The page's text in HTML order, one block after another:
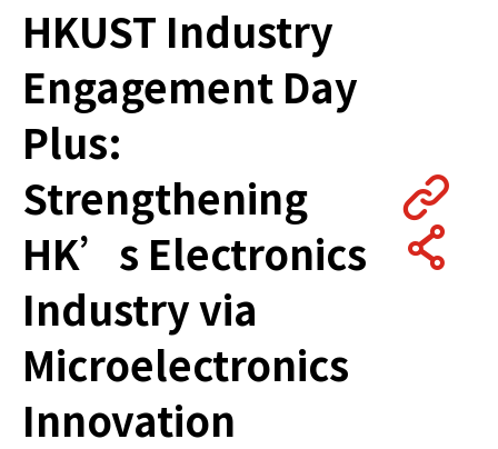
HKUST Industry
Engagement Day
Plus:
Strengthening
HK’s Electronics
Industry via
Microelectronics
Innovation